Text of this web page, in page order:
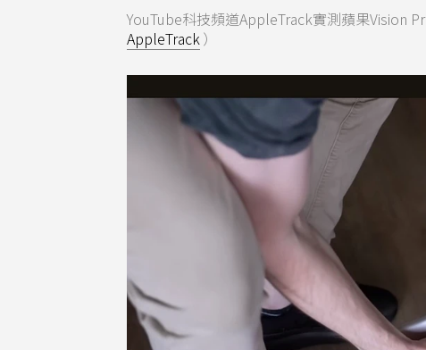
YouTube科技頻道AppleTrack實測蘋果Vision
AppleTrack）